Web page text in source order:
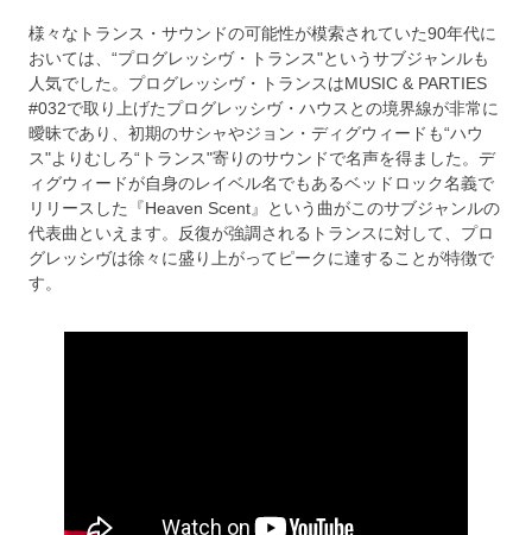
様々なトランス・サウンドの可能性が模索されていた90年代に
おいては、“プログレッシヴ・トランス"というサブジャンルも
人気でした。プログレッシヴ・トランスはMUSIC & PARTIES
#032で取り上げたプログレッシヴ・ハウスとの境界線が非常に
曖昧であり、初期のサシャやジョン・ディグウィードも“ハウ
ス"よりむしろ“トランス"寄りのサウンドで名声を得ました。デ
ィグウィードが自身のレイベル名でもあるベッドロック名義で
リリースした『Heaven Scent』という曲がこのサブジャンルの
代表曲といえます。反復が強調されるトランスに対して、プロ
グレッシヴは徐々に盛り上がってピークに達することが特徴で
す。